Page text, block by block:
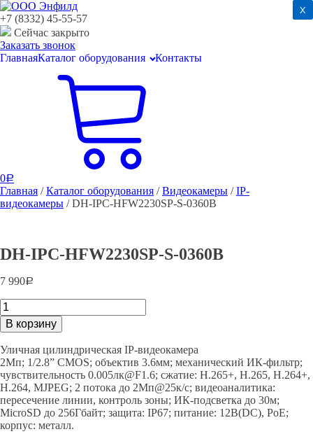
+7 (8332) 45-55-57
Сейчас закрыто
Заказать звонок
ГлавнаяКаталог оборудования Контакты
0Р
Главная /Каталог оборудования /Видеокамеры /IP-
видеокамеры / DH-IPC-HFW2230SP-S-0360B
DH-IPC-HFW2230SP-S-0360B
7 990Р
DH-
IPC-
HFW2230SP-
S-
0360B
quantity
В корзину
Уличная цилиндрическая IP-видеокамера
2Мп; 1/2.8” CMOS; объектив 3.6мм; механический ИК-фильтр;
чувствительность 0.005лк@F1.6; сжатие: H.265+, H.265, H.264+,
H.264, MJPEG; 2 потока до 2Мп@25к/с; видеоаналитика:
пересечение линии, контроль зоны; ИК-подсветка до 30м;
MicroSD до 256Гбайт; защита: IP67; питание: 12В(DC), PoE;
корпус: металл.
x
x